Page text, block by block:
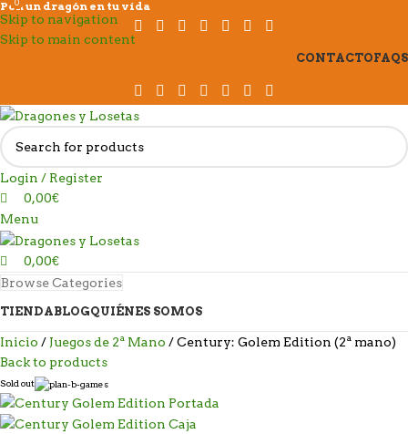
Skip to navigation
Skip to main content
Pon un dragón en tu vida
CONTACTOFAQS
Login / Register
0
0,00€
Menu
0
0,00€
Browse Categories
TIENDABLOGQUIÉNES SOMOS
Inicio Juegos de 2ª Mano
Century: Golem Edition (2ª mano)
Back to products
Sold out